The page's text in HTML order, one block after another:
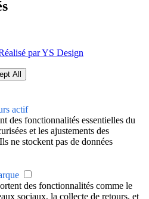
par YS Design
All
actif
des fonctionnalités essentielles du
et les ajustements des
ne stockent pas de données
des fonctionnalités comme le
sociaux, la collecte de retours, et